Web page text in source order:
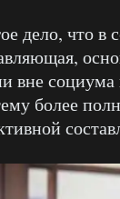
дело, что в
вне
более